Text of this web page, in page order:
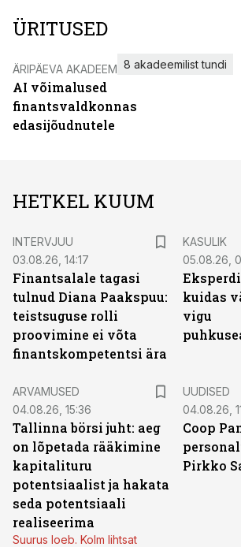
ÜRITUSED
ÄRIPÄEVA AKADEEMIA
AI võimalused
finantsvaldkonnas
edasijõudnutele
8 akadeemilist tundi
HETKEL KUUM
INTERVJUU
03.08.26, 14:17
Finantsalale tagasi
tulnud Diana Paakspuu:
teistsuguse rolli
proovimine ei võta
finantskompetentsi ära
KASULIK
05.08.26,
kuidas
vigu
ARVAMUSED
04.08.26, 15:36
Tallinna börsi juht: aeg
on lõpetada rääkimine
kapitalituru
potentsiaalist ja hakata
seda potentsiaali
realiseerima
Suurus loeb. Kolm lihtsat
UUDISED
04.08.26,
Coop
Pirkko